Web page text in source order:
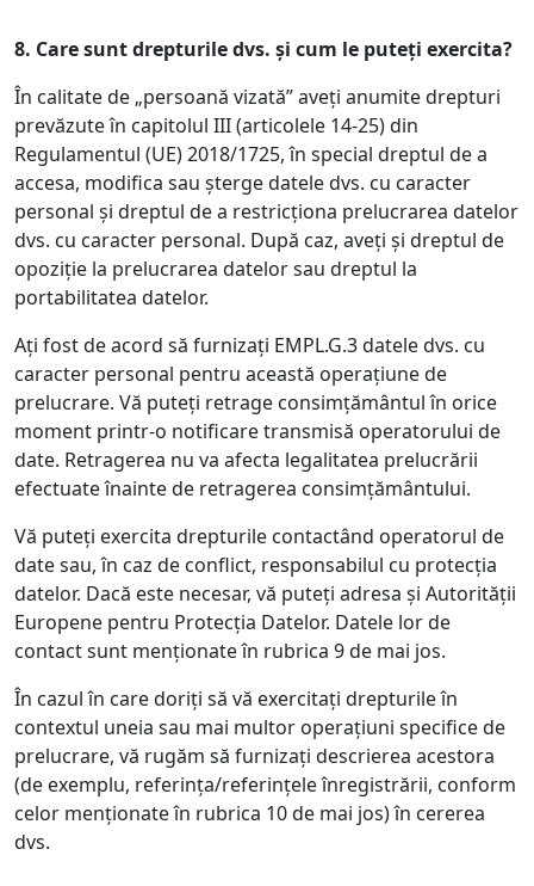
8. Care sunt drepturile dvs. și cum le puteți exercita?
În calitate de „persoană vizată” aveți anumite drepturi
prevăzute în capitolul III (articolele 14-25) din
Regulamentul (UE) 2018/1725, în special dreptul de a
accesa, modifica sau șterge datele dvs. cu caracter
personal și dreptul de a restricționa prelucrarea datelor
dvs. cu caracter personal. După caz, aveți și dreptul de
opoziție la prelucrarea datelor sau dreptul la
portabilitatea datelor.
Ați fost de acord să furnizați EMPL.G.3 datele dvs. cu
caracter personal pentru această operațiune de
prelucrare. Vă puteți retrage consimțământul în orice
moment printr-o notificare transmisă operatorului de
date. Retragerea nu va afecta legalitatea prelucrării
efectuate înainte de retragerea consimțământului.
Vă puteți exercita drepturile contactând operatorul de
date sau, în caz de conflict, responsabilul cu protecția
datelor. Dacă este necesar, vă puteți adresa și Autorității
Europene pentru Protecția Datelor. Datele lor de
contact sunt menționate în rubrica 9 de mai jos.
În cazul în care doriți să vă exercitați drepturile în
contextul uneia sau mai multor operațiuni specifice de
prelucrare, vă rugăm să furnizați descrierea acestora
(de exemplu, referința/referințele înregistrării, conform
celor menționate în rubrica 10 de mai jos) în cererea
dvs.